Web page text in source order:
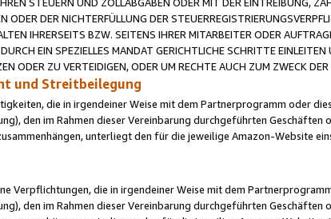
ODER DER NICHTERFÜLLUNG DER
IHRERSEITS BZW. SEITENS IHRER MITARBEITER ODER
EIN SPEZIELLES MANDAT GERICHTLICHE SCHRITTE
ODER ZU VERTEIDIGEN, ODER UM RECHTE AUCH ZUM ZWECK
und Streitbeilegung
die in irgendeiner Weise mit dem Partnerprogramm oder
den im Rahmen dieser Vereinbarung durchgeführten
unterliegt den für die jeweilige Amazon-Website
Verpflichtungen, die in irgendeiner Weise mit dem
den im Rahmen dieser Vereinbarung durchgeführten